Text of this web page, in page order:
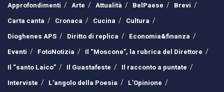
Approfondimenti
Arte Attualità BelPaese
Brevi
Carta canta
Cronaca Cucina
Cultura
Dioghenes APS
Diritto di replica
Economia&finanza
Eventi
FotoNotizia
Il “Moscone”, la rubrica del Direttore
Il “santo Laico”
Il Guastafeste
Il racconto a puntate
Interviste
L’angolo della Poesia
L’Opinione